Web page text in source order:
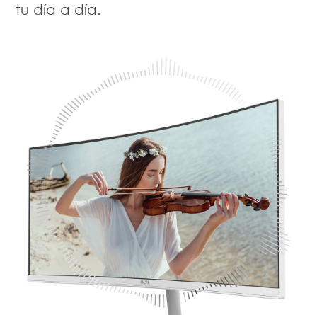
tu día a día.